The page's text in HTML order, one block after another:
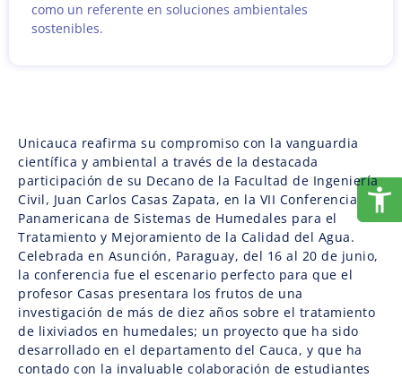
como un referente en soluciones ambientales
sostenibles.
Unicauca reafirma su compromiso con la vanguardia
científica y ambiental a través de la destacada
participación de su Decano de la Facultad de Ingeniería
Civil, Juan Carlos Casas Zapata, en la VII Conferencia
Panamericana de Sistemas de Humedales para el
Tratamiento y Mejoramiento de la Calidad del Agua.
Celebrada en Asunción, Paraguay, del 16 al 20 de junio,
la conferencia fue el escenario perfecto para que el
profesor Casas presentara los frutos de una
investigación de más de diez años sobre el tratamiento
de lixiviados en humedales; un proyecto que ha sido
desarrollado en el departamento del Cauca, y que ha
contado con la invaluable colaboración de estudiantes